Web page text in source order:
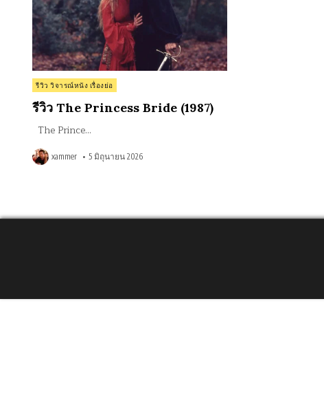
Posted
in
รีวิว วิจารณ์หนัง เรื่องย่อ
รีวิว The Princess Bride (1987)
The Prince…
xammer 5 มิถุนายน 2026